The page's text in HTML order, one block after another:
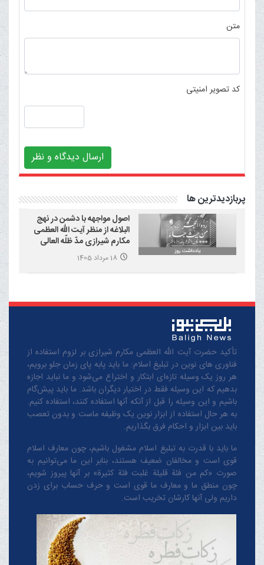
متن
کد تصویر امنیتی
ارسال دیدگاه و نظر
پربازدیدترین ها
اصول مواجهه با دشمن در نهج
البلاغه از منظر آیت الله العظمی
مکارم شیرازی مدّ ظلّه العالی
18 مرداد 1405
تأکید حضرت آیت الله العظمی مکارم شیرازی بر لزوم استفاده از
فناوری های نوین در تبلیغ اسلام: ما باید پابه پای زمان جلو برویم،
هر روز یک وسیله تازه‌ای ابتکار و اختراع می‌شود و ما نباید اجازه
بدهیم که این وسیله فقط در اختیار دیگران باشد. ما باید پیش‌گام
باشیم و این وسیله را قبل از آنکه آنها استفاده کنند، استفاده کنیم.
به هر حال استفاده از ابزار نوین یک وظیفه ماست و بدون تعصب
باید بین ابزار و احکام فرق بگذاریم.
ما باید با قدرت به تبلیغ اسلام مشغول باشیم، چون معارف اسلام
قوی است و مخالفان ضعیف هستند، بنابر این ما می‌توانیم به
صورت «کم من فئة قلیلة غلبت فئة کثیرة» بر آنها پیروز شویم،
چون منطق‌ ما و معارف ‌ما قوی است و حرف حساب برای زدن
داریم ولی آنها کارشان تخریب است.